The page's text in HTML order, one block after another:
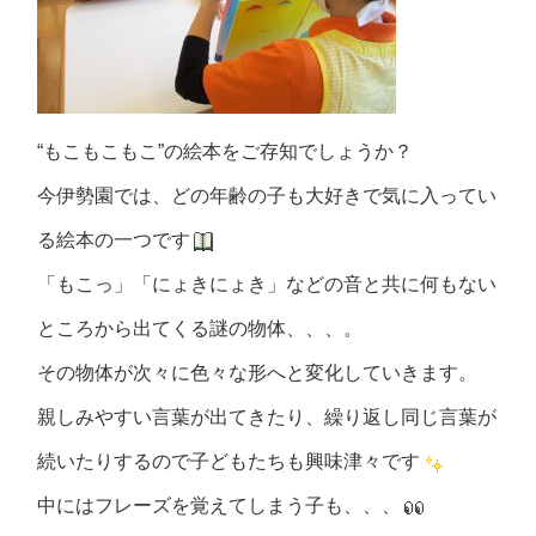
“もこもこもこ”の絵本をご存知でしょうか？
今伊勢園では、どの年齢の子も大好きで気に入ってい
る絵本の一つです
「もこっ」「にょきにょき」などの音と共に何もない
ところから出てくる謎の物体、、、。
その物体が次々に色々な形へと変化していきます。
親しみやすい言葉が出てきたり、繰り返し同じ言葉が
続いたりするので子どもたちも興味津々です
中にはフレーズを覚えてしまう子も、、、